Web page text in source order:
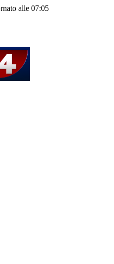
alle 07:05